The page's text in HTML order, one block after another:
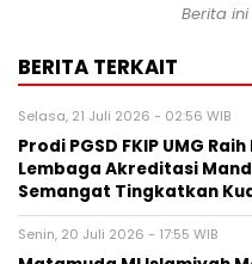
Berita ini
BERITA TERKAIT
Selasa, 21 Juli 2026 - 02:56 WIB
Prodi PGSD FKIP UMG
Lembaga Akreditasi
Semangat Tingkatkan
Senin, 20 Juli 2026 - 17:55 WIB